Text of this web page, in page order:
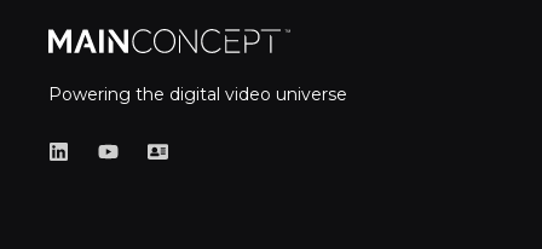
Powering the digital video universe